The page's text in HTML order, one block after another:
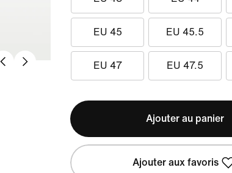
EU 45 EU 45.5
EU 47 EU 47.5
Ajouter au panier
Ajouter aux favoris